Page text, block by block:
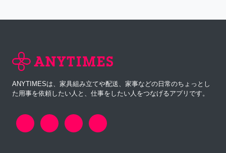
ANYTIMESは、家具組み立てや配送、家事などの日常のちょっとし
た用事を依頼したい人と、仕事をしたい人をつなげるアプリです。